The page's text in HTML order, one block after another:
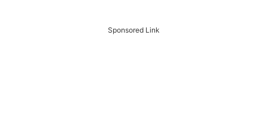
Sponsored Link